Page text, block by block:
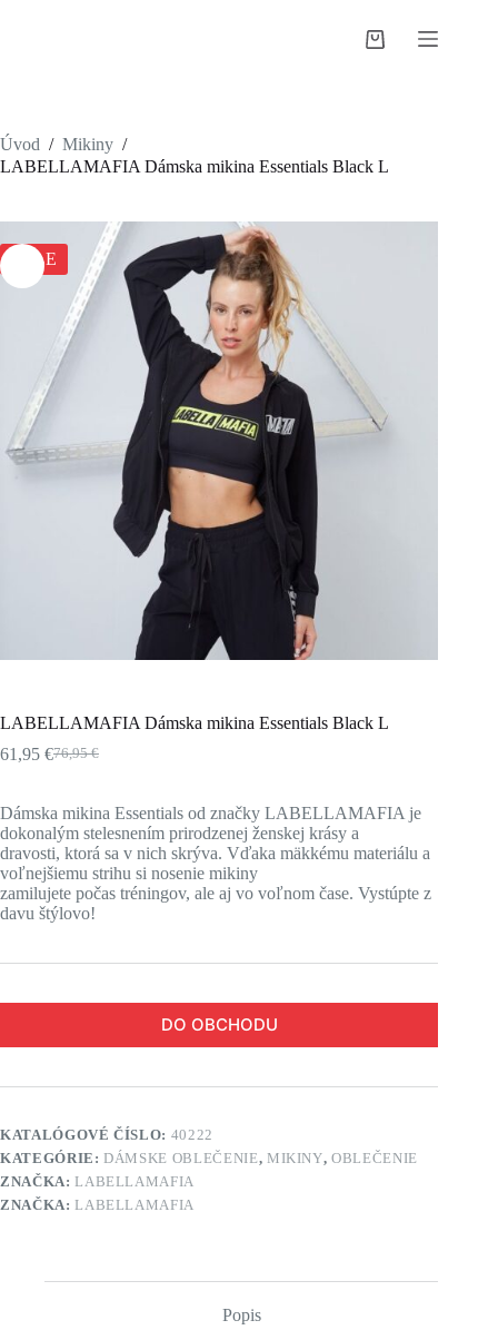
Shopping
Úvod / Mikiny /
LABELLAMAFIA Dámska mikina Essentials Black L
SALE
LABELLAMAFIA Dámska mikina Essentials Black L
76,95€
Pôvodná
76,95 €.
61,95 €Aktuálna
61,95 €.
Dámska mikina Essentials od značky LABELLAMAFIA je
dokonalým stelesnením prirodzenej ženskej krásy a
dravosti, ktorá sa v nich skrýva. Vďaka mäkkému materiálu a
voľnejšiemu strihu si nosenie mikiny
zamilujete počas tréningov, ale aj vo voľnom čase. Vystúpte z
davu štýlovo!
DO OBCHODU
KATALÓGOVÉ ČÍSLO: 40222
KATEGÓRIE:DÁMSKE OBLEČENIE, MIKINY,OBLEČENIE
ZNAČKA:LABELLAMAFIA
ZNAČKA:LABELLAMAFIA
Popis